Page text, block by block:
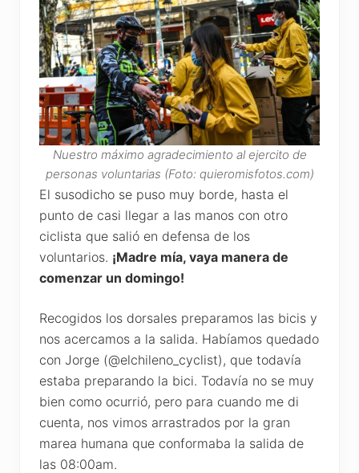
Nuestro máximo agradecimiento al ejercito de
personas voluntarias (Foto: quieromisfotos.com)
El susodicho se puso muy borde, hasta el
punto de casi llegar a las manos con otro
ciclista que salió en defensa de los
voluntarios. ¡Madre mía, vaya manera de
comenzar un domingo!
Recogidos los dorsales preparamos las bicis y
nos acercamos a la salida. Habíamos quedado
con Jorge (@elchileno_cyclist), que todavía
estaba preparando la bici. Todavía no se muy
bien como ocurrió, pero para cuando me di
cuenta, nos vimos arrastrados por la gran
marea humana que conformaba la salida de
las 08:00am.